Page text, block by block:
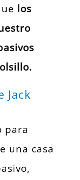
los
Jack
para
una casa